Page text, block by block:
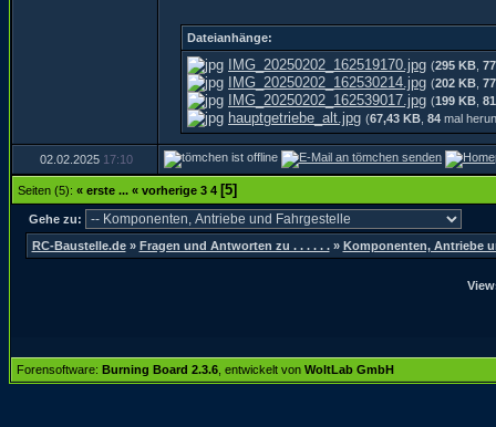
Dateianhänge:
IMG_20250202_162519170.jpg (295 KB 77
IMG_20250202_162530214.jpg (202 KB 77
IMG_20250202_162539017.jpg (199 KB 81
hauptgetriebe_alt.jpg (67,43 KB 84 mal
02.02.2025 17:10
Seiten (5): « erste ... « vorherige 3 4 [5]
Gehe zu:
RC-Baustelle.de» Fragen und Antworten zu . . . . . .» Komponenten, Antriebe
Forensoftware: Burning Board 2.3.6 , entwickelt von WoltLab GmbH